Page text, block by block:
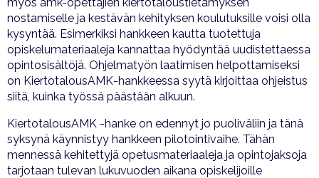
nostamiselle ja kestävän kehityksen koulutuksille voisi olla
kysyntää. Esimerkiksi hankkeen kautta tuotettuja
opiskelumateriaaleja kannattaa hyödyntää uudistettaessa
opintosisältöjä. Ohjelmatyön laatimisen helpottamiseksi
on KiertotalousAMK-hankkeessa syytä kirjoittaa ohjeistus
siitä, kuinka työssä päästään alkuun.
KiertotalousAMK -hanke on edennyt jo puoliväliin ja tänä
syksynä käynnistyy hankkeen pilotointivaihe. Tähän
mennessä kehitettyjä opetusmateriaaleja ja opintojaksoja
tarjotaan tulevan lukuvuoden aikana opiskelijoille